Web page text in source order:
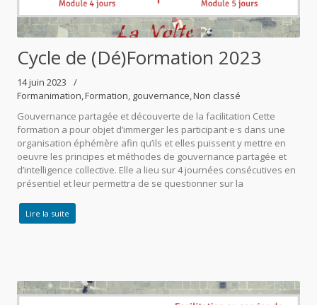
Cycle de (Dé)Formation 2023
14 juin 2023
Formanimation Formation gouvernance Non classé
Gouvernance partagée et découverte de la facilitation Cette
formation a pour objet d’immerger les participant·e·s dans une
organisation éphémère afin qu’ils et elles puissent y mettre en
oeuvre les principes et méthodes de gouvernance partagée et
d’intelligence collective. Elle a lieu sur 4 journées consécutives en
présentiel et leur permettra de se questionner sur la
Lire la suite